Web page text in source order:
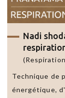
Nadi
Technique de
énergétique,
un
email